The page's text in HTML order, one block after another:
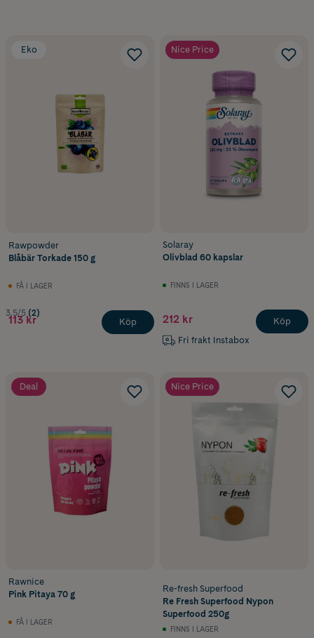
Eko
Rawpowder
Blåbär Torkade 150 g
FÅ I LAGER
3.5/5 (2)
113 kr Köp
Nice Price
Solaray
Olivblad 60 kapslar
FINNS I LAGER
212 kr
Fri frakt Instabox
Köp
Deal
Rawnice
Pink Pitaya 70 g
FÅ I LAGER
Nice Price
Re-fresh Superfood
Re Fresh Superfood Nypon
Superfood 250g
FINNS I LAGER